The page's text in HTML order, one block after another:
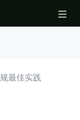
最佳实践